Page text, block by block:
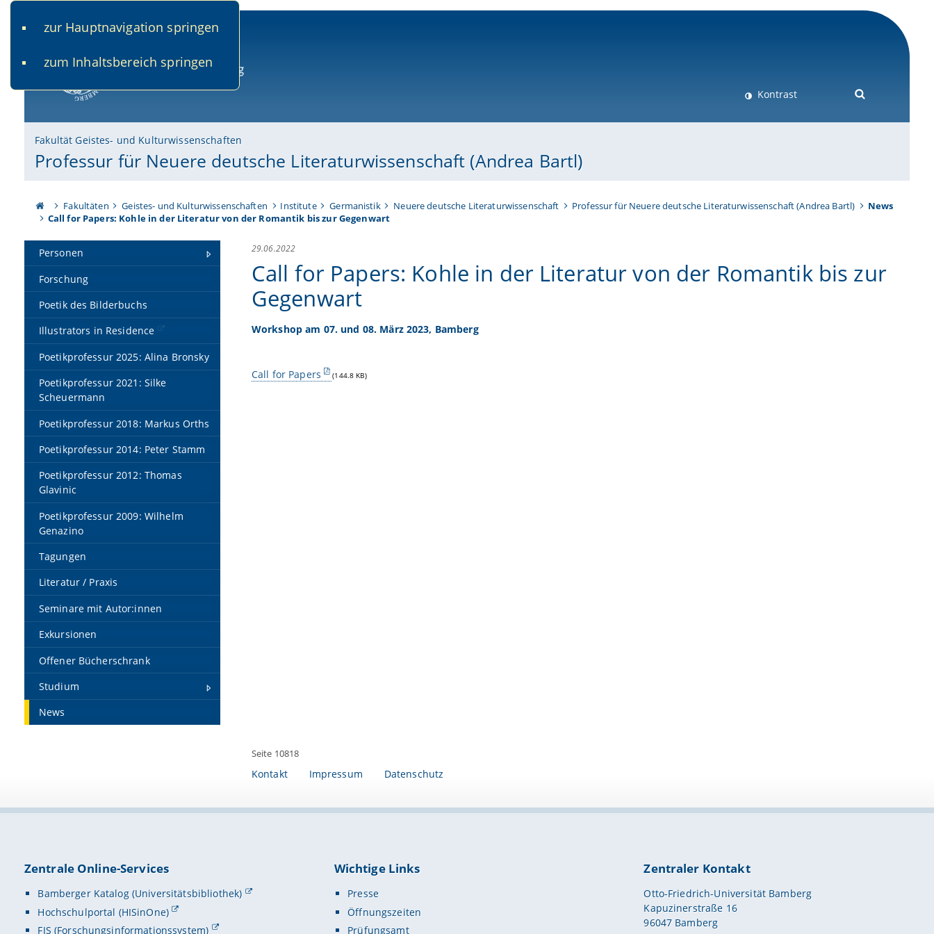
zur Hauptnavigation springen
zum Inhaltsbereich springen
Kontrast
Fakultät Geistes- und Kulturwissenschaften
Professur für Neuere deutsche Literaturwissenschaft (Andrea Bartl)
Fakultäten Geistes- und Kulturwissenschaften Institute Germanistik Neuere deutsche Literaturwissenschaft Professur für Neuere deutsche Literaturwissenschaft (Andrea Bartl)
News
Call for Papers: Kohle in der Literatur von der Romantik bis zur Gegenwart
Personen
Forschung
Poetik des Bilderbuchs
Illustrators in Residence
Poetikprofessur 2025: Alina Bronsky
Poetikprofessur 2021: Silke
Scheuermann
Poetikprofessur 2018: Markus Orths
Poetikprofessur 2014: Peter Stamm
Poetikprofessur 2012: Thomas
Glavinic
Poetikprofessur 2009: Wilhelm
Genazino
Tagungen
Literatur / Praxis
Seminare mit Autor:innen
Exkursionen
Offener Bücherschrank
Studium
News
29.06.2022
Call for Papers: Kohle in der Literatur von der Romantik bis zur
Gegenwart
Workshop am 07. und 08. März 2023, Bamberg
Call for Papers (144.8 KB)
Seite 10818
Kontakt Impressum Datenschutz
Zentrale Online-Services
Bamberger Katalog (Universitätsbibliothek)
Hochschulportal (HISinOne)
FIS (Forschungsinformationssystem)
Wichtige Links
Presse
Öffnungszeiten
Prüfungsamt
Zentraler Kontakt
Otto-Friedrich-Universität Bamberg
Kapuzinerstraße 16
96047 Bamberg